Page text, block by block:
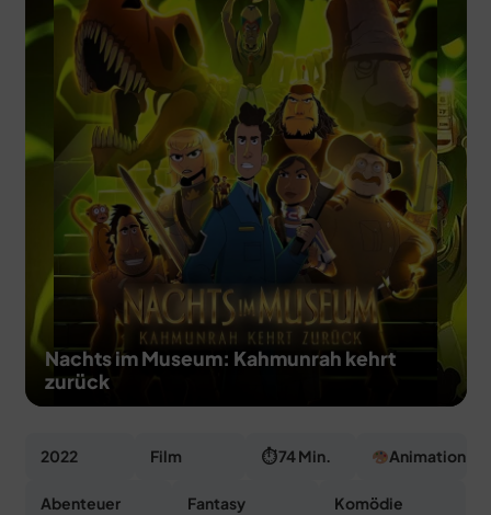
DEALS
MEIN HQ
50
Nachts im Museum: Kahmunrah kehrt
zurück
2022 Film ⏱ 74 Min. Animation
Abenteuer Fantasy Komödie